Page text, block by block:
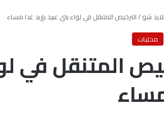
شو/الترخيص المتنقل في لواء بني عبيد بإربد غدا مساء
محليات
المتنقل في